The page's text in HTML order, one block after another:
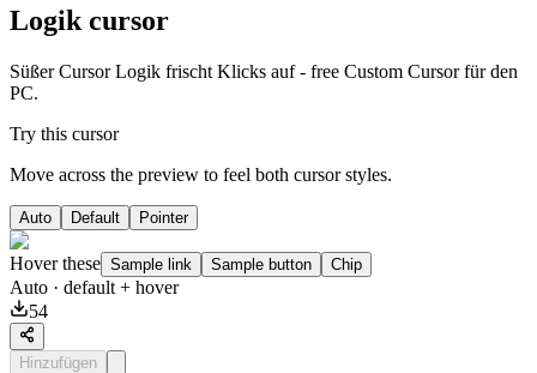
Logikcursor
Süßer Cursor Logik frischt Klicks auf - free Custom Cursor für den
PC.
Try this cursor
Move across the preview to feel both cursor styles.
Auto Default Pointer
Hover these Sample link Sample button Chip
Auto · default + hover
54
Hinzufügen